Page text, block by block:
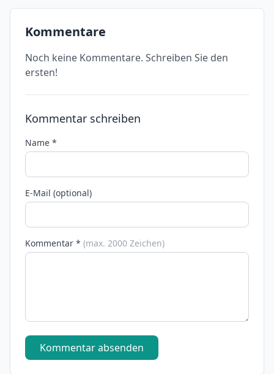
Kommentare
Noch keine Kommentare. Schreiben Sie den
ersten!
Kommentar schreiben
Name *
E-Mail (optional)
Kommentar * (max. 2000 Zeichen)
Kommentar absenden